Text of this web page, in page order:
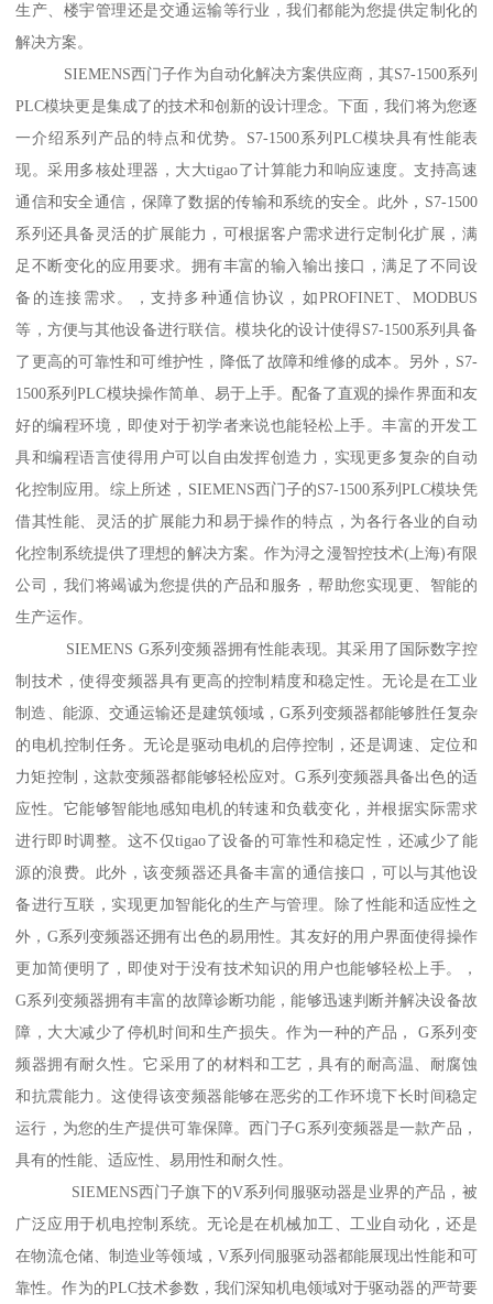
生产、楼宇管理还是交通运输等行业，我们都能为您提供定制化的
解决方案。
SIEMENS西门子作为自动化解决方案供应商，其S7-1500系列
PLC模块更是集成了的技术和创新的设计理念。下面，我们将为您逐
一介绍系列产品的特点和优势。S7-1500系列PLC模块具有性能表
现。采用多核处理器，大大tigao了计算能力和响应速度。支持高速
通信和安全通信，保障了数据的传输和系统的安全。此外，S7-1500
系列还具备灵活的扩展能力，可根据客户需求进行定制化扩展，满
足不断变化的应用要求。拥有丰富的输入输出接口，满足了不同设
备的连接需求。，支持多种通信协议，如PROFINET、MODBUS
等，方便与其他设备进行联信。模块化的设计使得S7-1500系列具备
了更高的可靠性和可维护性，降低了故障和维修的成本。另外，S7-
1500系列PLC模块操作简单、易于上手。配备了直观的操作界面和友
好的编程环境，即使对于初学者来说也能轻松上手。丰富的开发工
具和编程语言使得用户可以自由发挥创造力，实现更多复杂的自动
化控制应用。综上所述，SIEMENS西门子的S7-1500系列PLC模块凭
借其性能、灵活的扩展能力和易于操作的特点，为各行各业的自动
化控制系统提供了理想的解决方案。作为浔之漫智控技术(上海)有限
公司，我们将竭诚为您提供的产品和服务，帮助您实现更、智能的
生产运作。
SIEMENS G系列变频器拥有性能表现。其采用了国际数字控
制技术，使得变频器具有更高的控制精度和稳定性。无论是在工业
制造、能源、交通运输还是建筑领域，G系列变频器都能够胜任复杂
的电机控制任务。无论是驱动电机的启停控制，还是调速、定位和
力矩控制，这款变频器都能够轻松应对。G系列变频器具备出色的适
应性。它能够智能地感知电机的转速和负载变化，并根据实际需求
进行即时调整。这不仅tigao了设备的可靠性和稳定性，还减少了能
源的浪费。此外，该变频器还具备丰富的通信接口，可以与其他设
备进行互联，实现更加智能化的生产与管理。除了性能和适应性之
外，G系列变频器还拥有出色的易用性。其友好的用户界面使得操作
更加简便明了，即使对于没有技术知识的用户也能够轻松上手。，
G系列变频器拥有丰富的故障诊断功能，能够迅速判断并解决设备故
障，大大减少了停机时间和生产损失。作为一种的产品， G系列变
频器拥有耐久性。它采用了的材料和工艺，具有的耐高温、耐腐蚀
和抗震能力。这使得该变频器能够在恶劣的工作环境下长时间稳定
运行，为您的生产提供可靠保障。西门子G系列变频器是一款产品，
具有的性能、适应性、易用性和耐久性。
SIEMENS西门子旗下的V系列伺服驱动器是业界的产品，被
广泛应用于机电控制系统。无论是在机械加工、工业自动化，还是
在物流仓储、制造业等领域，V系列伺服驱动器都能展现出性能和可
靠性。作为的PLC技术参数，我们深知机电领域对于驱动器的严苛要